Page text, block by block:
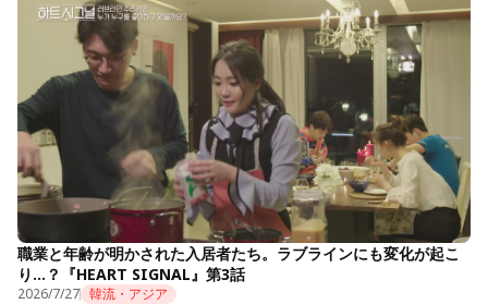
職業と年齢が明かされた入居者たち。ラブラインにも変化が起こ
り…？『HEART SIGNAL』第3話
2026/7/27 韓流・アジア